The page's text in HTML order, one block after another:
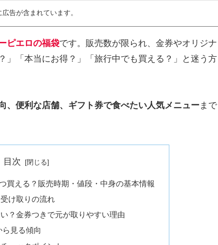
告が含まれています。
ピエロの福袋です。販売数が限られ、金券やオリジナ
」「本当にお得？」「旅行中でも買える？」と迷う方
、便利な店舗、ギフト券で食べたい人気メニューまで
目次
買える？販売時期・値段・中身の基本情報
け取りの流れ
？金券つきで元が取りやすい理由
見る傾向